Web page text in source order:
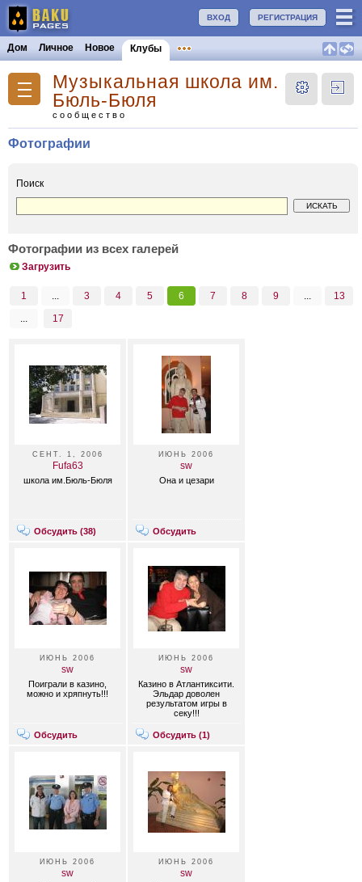
РЕГИСТРАЦИЯ
ВХОД
Дом Личное Новое Клубы
Музыкальная школа им.
Бюль-Бюля
сообщество
Фотографии
Поиск
Фотографии из всех галерей
Загрузить
1 ... 3 4 5 6 7 8 9 ...
13
...
17
СЕНТ. 1, 2006
Fufa63
школа им.Бюль-Бюля
Обсудить (38)
ИЮНЬ 2006
sw
Она и цезари
Обсудить
ИЮНЬ 2006
sw
Поиграли в казино,
можно и хряпнуть!!!
Обсудить
ИЮНЬ 2006
sw
Казино в Атлантиксити.
Эльдар доволен
результатом игры в
секу!!!
Обсудить (1)
ИЮНЬ 2006
sw
ИЮНЬ 2006
sw